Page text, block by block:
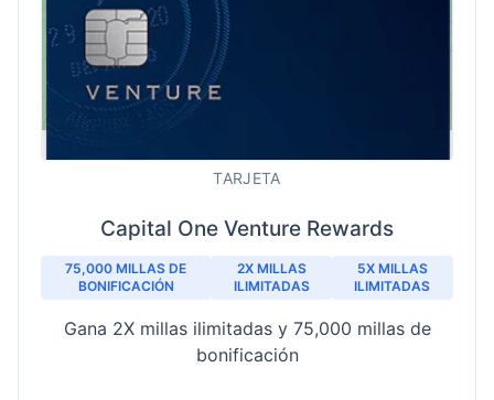
TARJETA
Capital One Venture Rewards
75,000 MILLAS DE
BONIFICACIÓN
2X MILLAS
ILIMITADAS
5X MILLAS
ILIMITADAS
Gana 2X millas ilimitadas y 75,000 millas de
bonificación